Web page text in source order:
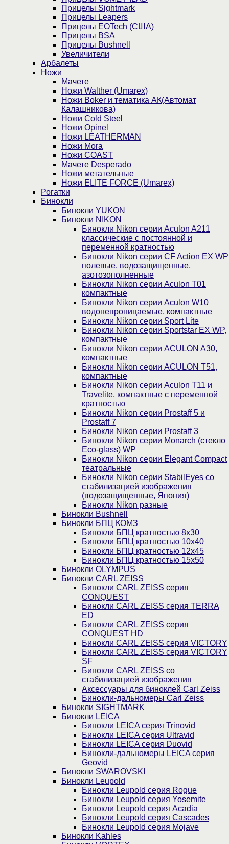
Прицелы Sightmark
Прицелы Leapers
Прицелы EOTech (США)
Прицелы BSA
Прицелы Bushnell
Увеличители
Арбалеты
Ножи
Мачете
Ножи Walther (Umarex)
Ножи Boker и тематика АК(Автомат
Калашникова)
Ножи Cold Steel
Ножи Opinel
Ножи LEATHERMAN
Ножи Mora
Ножи COAST
Мачете Desperado
Ножи метательные
Ножи ELITE FORCE (Umarex)
Рогатки
Бинокли
Бинокли YUKON
Бинокли NIKON
Бинокли Nikon серии Aculon A211
классические с постоянной и
переменной кратностью
Бинокли Nikon серии СF Action EX WP
полевые, водозащищенные,
азотозополненные
Бинокли Nikon серии Aculon T01
компактные
Бинокли Nikon серии Aculon W10
водонепроницаемые, компактные
Бинокли Nikon серии Sport Lite
Бинокли Nikon серии Sportstar EX WP,
компактные
Бинокли Nikon серии ACULON A30,
компактные
Бинокли Nikon серии ACULON Т51,
компактные
Бинокли Nikon серии Aculon T11 и
Travelite, компактные с переменной
кратностью
Бинокли Nikon серии Prostaff 5 и
Prostaff 7
Бинокли Nikon серии Prostaff 3
Бинокли Nikon серии Monarch (стекло
Eco-glass) WP
Бинокли Nikon серии Elegant Compact
театральные
Бинокли Nikon серии StabilEyes со
стабилизацией изображения
(водозащищенные, Япония)
Бинокли Nikon разные
Бинокли Bushnell
Бинокли БПЦ КОМЗ
Бинокли БПЦ кратностью 8х30
Бинокли БПЦ кратностью 10х40
Бинокли БПЦ кратностью 12х45
Бинокли БПЦ кратностью 15х50
Бинокли OLYMPUS
Бинокли CARL ZEISS
Бинокли CARL ZEISS серия
CONQUEST
Бинокли CARL ZEISS серия TERRA
ED
Бинокли CARL ZEISS серия
CONQUEST HD
Бинокли CARL ZEISS серия VICTORY
Бинокли CARL ZEISS серия VICTORY
SF
Бинокли CARL ZEISS со
стабилизацией изображения
Аксессуары для биноклей Carl Zeiss
Бинокли-дальномеры Carl Zeiss
Бинокли SIGHTMARK
Бинокли LEICA
Бинокли LEICA серия Trinovid
Бинокли LEICA серия Ultravid
Бинокли LEICA серия Duovid
Бинокли-дальномеры LEICA серия
Geovid
Бинокли SWAROVSKI
Бинокли Leupold
Бинокли Leupold серия Rogue
Бинокли Leupold серия Yosemite
Бинокли Leupold серия Acadia
Бинокли Leupold серия Cascades
Бинокли Leupold серия Mojave
Бинокли Kahles